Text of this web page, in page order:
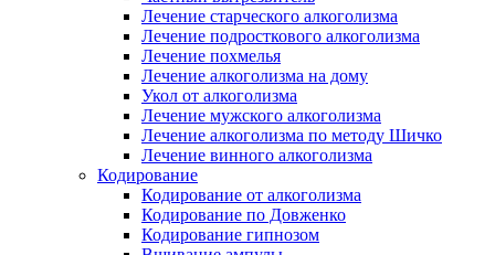
Лечение старческого алкоголизма
Лечение подросткового алкоголизма
Лечение похмелья
Лечение алкоголизма на дому
Укол от алкоголизма
Лечение мужского алкоголизма
Лечение алкоголизма по методу Шичко
Лечение винного алкоголизма
Кодирование
Кодирование от алкоголизма
Кодирование по Довженко
Кодирование гипнозом